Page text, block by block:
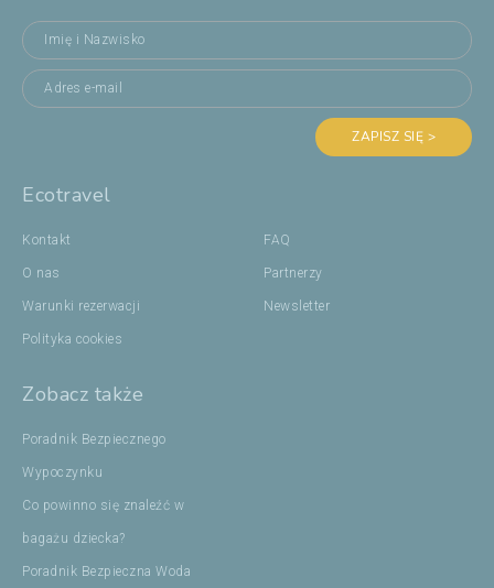
ZAPISZ SIĘ >
Ecotravel
Kontakt
O nas
Warunki rezerwacji
Polityka cookies
FAQ
Partnerzy
Newsletter
Zobacz także
Poradnik Bezpiecznego
Wypoczynku
Co powinno się znaleźć w
bagażu dziecka?
Poradnik Bezpieczna Woda